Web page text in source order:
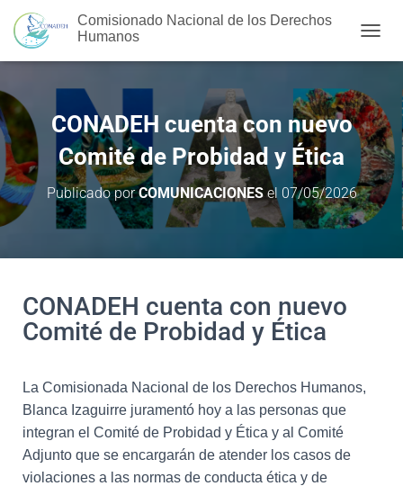
Comisionado Nacional de los Derechos
Humanos
A
B
I
A
R
M
O
D
O
CONADEH cuenta con nuevo
Comité de Probidad y Ética
Publicado porCOMUNICACIONESel 07/05/2026
CONADEH cuenta con nuevo
Comité de Probidad y Ética
La Comisionada Nacional de los Derechos Humanos,
Blanca Izaguirre juramentó hoy a las personas que
integran el Comité de Probidad y Ética y al Comité
Adjunto que se encargarán de atender los casos de
violaciones a las normas de conducta ética y de